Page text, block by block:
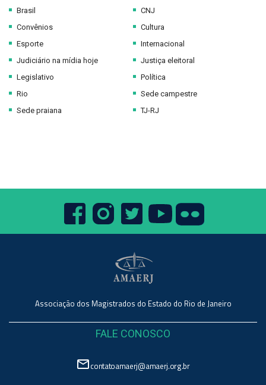
Brasil
Convênios
Esporte
Judiciário na mídia hoje
Legislativo
Rio
Sede praiana
CNJ
Cultura
Internacional
Justiça eleitoral
Política
Sede campestre
TJ-RJ
Associação dos Magistrados do Estado do Rio de Janeiro
FALE CONOSCO
mail_outlinecontatoamaerj@amaerj.org.br